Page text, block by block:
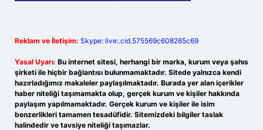
Reklam ve İletişim: Skype: live:.cid.575569c608265c69
Yasal Uyarı: Bu internet sitesi, herhangi bir marka, kurum veya şahıs
şirketi ile hiçbir bağlantısı bulunmamaktadır. Sitede yalnızca kendi
hazırladığımız makaleler paylaşılmaktadır. Burada yer alan içerikler
haber niteliği taşımamakta olup, gerçek kurum ve kişiler hakkında
paylaşım yapılmamaktadır. Gerçek kurum ve kişiler ile isim
benzerlikleri tamamen tesadüfidir. Sitemizdeki bilgiler taslak
halindedir ve tavsiye niteliği taşımazlar.